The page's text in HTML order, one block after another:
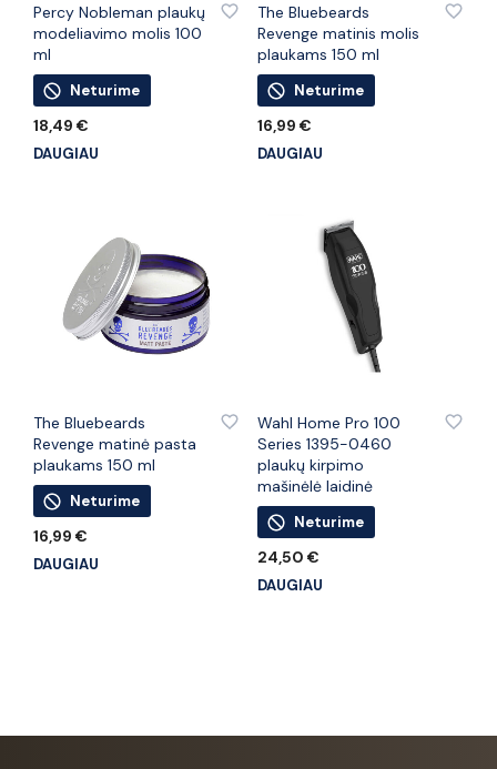
Percy Nobleman plaukų
modeliavimo molis 100
ml
Neturime
18,49 €
DAUGIAU
The Bluebeards
Revenge matinis molis
plaukams 150 ml
Neturime
16,99 €
DAUGIAU
The Bluebeards
Revenge matinė pasta
plaukams 150 ml
Neturime
16,99 €
DAUGIAU
Wahl Home Pro 100
Series 1395-0460
plaukų kirpimo
mašinėlė laidinė
Neturime
24,50 €
DAUGIAU